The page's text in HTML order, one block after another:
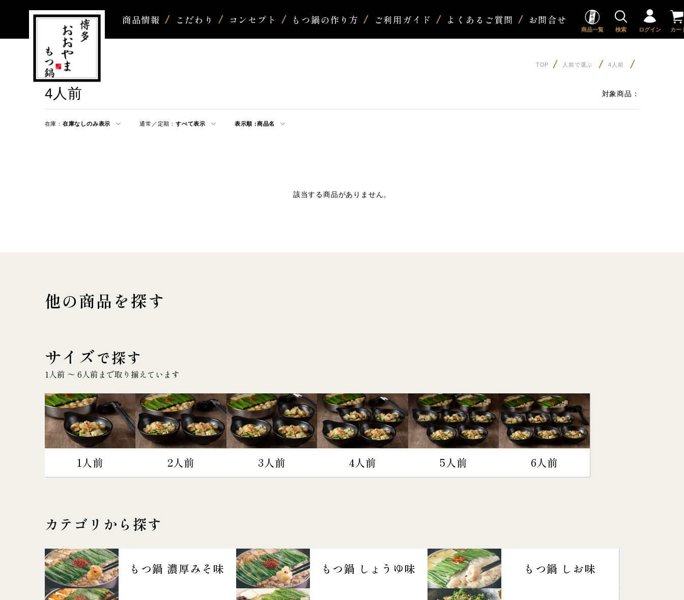
商品情報 こだわり コンセプト もつ鍋の作り方 ご利用ガイド よくあるご質問 お問合せ
商品一覧 検索 ログイン カー
TOP 人前で選ぶ 4人前
4人前 対象商品：
在庫： 在庫なしのみ表示 通常／定期： すべて表示 表示順 :商品名
該当する商品がありません。
他の商品を探す
サイズで探す
1人前 〜 6人前まで取り揃えています
1人前 2人前 3人前 4人前 5人前 6人前
カテゴリから探す
もつ鍋 濃厚みそ味 もつ鍋 しょうゆ味 もつ鍋 しお味